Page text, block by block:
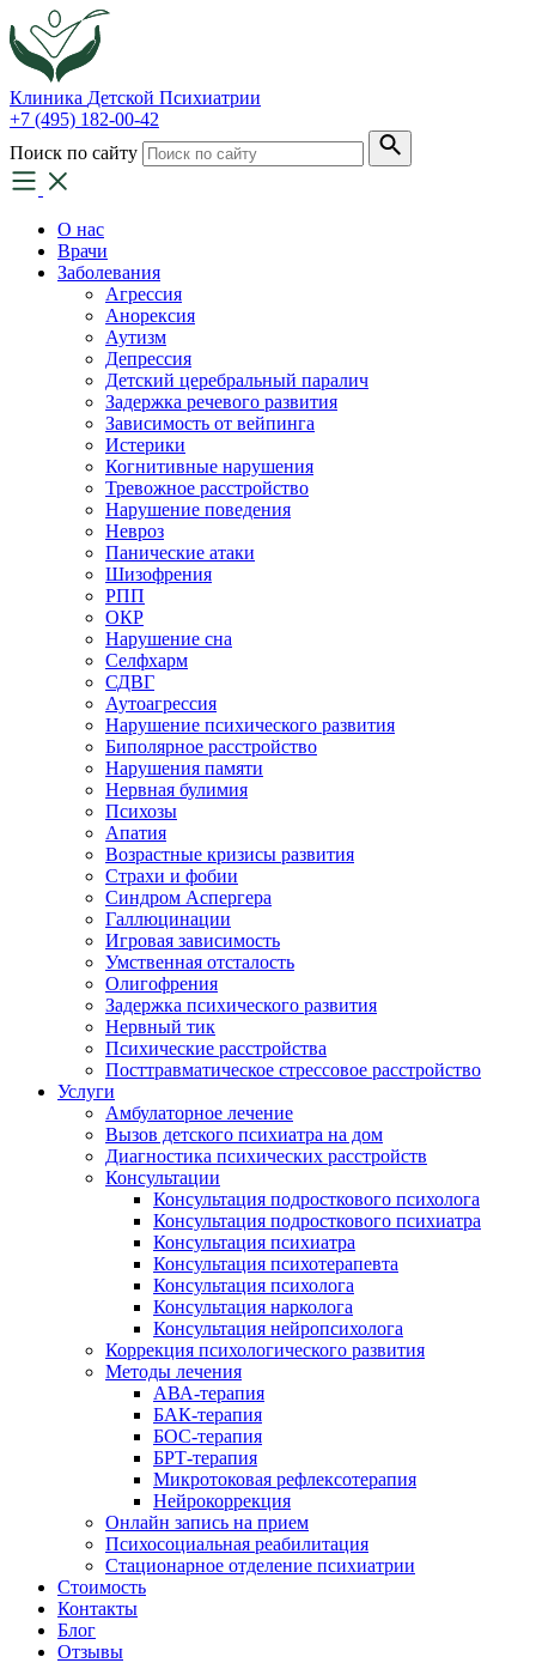
Клиника Детской Психиатрии
+7 (495) 182-00-42
Поиск по сайту
О нас
Врачи
Заболевания
Агрессия
Анорексия
Аутизм
Депрессия
Детский церебральный паралич
Задержка речевого развития
Зависимость от вейпинга
Истерики
Когнитивные нарушения
Тревожное расстройство
Нарушение поведения
Невроз
Панические атаки
Шизофрения
РПП
ОКР
Нарушение сна
Селфхарм
СДВГ
Аутоагрессия
Нарушение психического развития
Биполярное расстройство
Нарушения памяти
Нервная булимия
Психозы
Апатия
Возрастные кризисы развития
Страхи и фобии
Синдром Аспергера
Галлюцинации
Игровая зависимость
Умственная отсталость
Олигофрения
Задержка психического развития
Нервный тик
Психические расстройства
Посттравматическое стрессовое расстройство
Услуги
Амбулаторное лечение
Вызов детского психиатра на дом
Диагностика психических расстройств
Консультации
Консультация подросткового психолога
Консультация подросткового психиатра
Консультация психиатра
Консультация психотерапевта
Консультация психолога
Консультация нарколога
Консультация нейропсихолога
Коррекция психологического развития
Методы лечения
АВА-терапия
БАК-терапия
БОС-терапия
БРТ-терапия
Микротоковая рефлексотерапия
Нейрокоррекция
Онлайн запись на прием
Психосоциальная реабилитация
Стационарное отделение психиатрии
Стоимость
Контакты
Блог
Отзывы